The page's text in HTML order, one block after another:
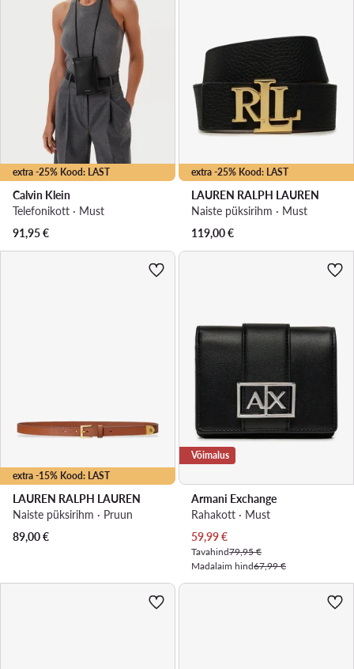
extra -25% Kood: LAST
Calvin Klein
Telefonikott · Must
91,95€
extra -25% Kood: LAST
LAUREN RALPH LAUREN
Naiste püksirihm · Must
119,00€
extra -15% Kood: LAST
LAUREN RALPH LAUREN
Naiste püksirihm · Pruun
89,00€
Võimalus
Armani Exchange
Rahakott · Must
Praegune hind
59,99€
Tavahind79,95 €
Madalaim hind67,99 €